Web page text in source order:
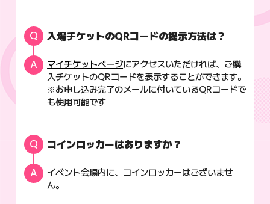
入場チケットのQRコードの提示方法は？
マイチケットページにアクセスいただければ、ご購
入チケットのQRコードを表示することができます。
※お申し込み完了のメールに付いているQRコードで
も使用可能です
コインロッカーはありますか？
イベント会場内に、コインロッカーはございませ
ん。